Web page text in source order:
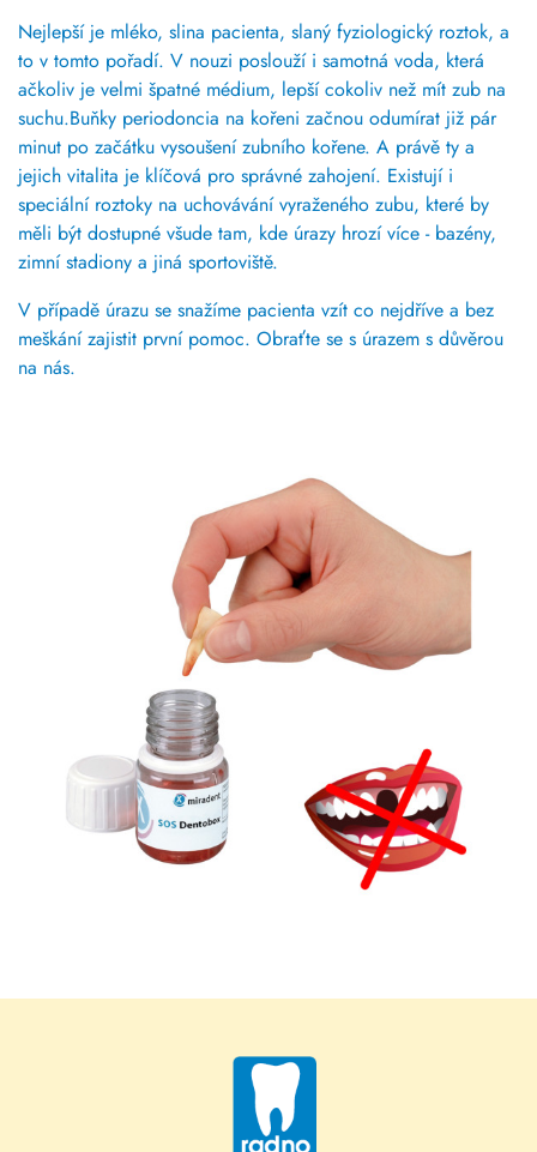
Nejlepší je mléko, slina pacienta, slaný fyziologický roztok, a
to v tomto pořadí. V nouzi poslouží i samotná voda, která
ačkoliv je velmi špatné médium, lepší cokoliv než mít zub na
suchu.Buňky periodoncia na kořeni začnou odumírat již pár
minut po začátku vysoušení zubního kořene. A právě ty a
jejich vitalita je klíčová pro správné zahojení. Existují i
speciální roztoky na uchovávání vyraženého zubu, které by
měli být dostupné všude tam, kde úrazy hrozí více - bazény,
zimní stadiony a jiná sportoviště.
V případě úrazu se snažíme pacienta vzít co nejdříve a bez
meškání zajistit první pomoc. Obraťte se s úrazem s důvěrou
na nás.